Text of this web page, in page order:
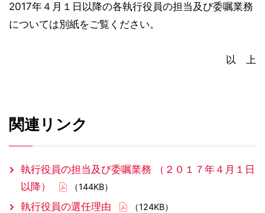
2017年４月１日以降の各執行役員の担当及び委嘱業務
については別紙をご覧ください。
以 上
関連リンク
執行役員の担当及び委嘱業務 （２０１７年４月１日
以降）
（144KB）
執行役員の選任理由 （124KB）